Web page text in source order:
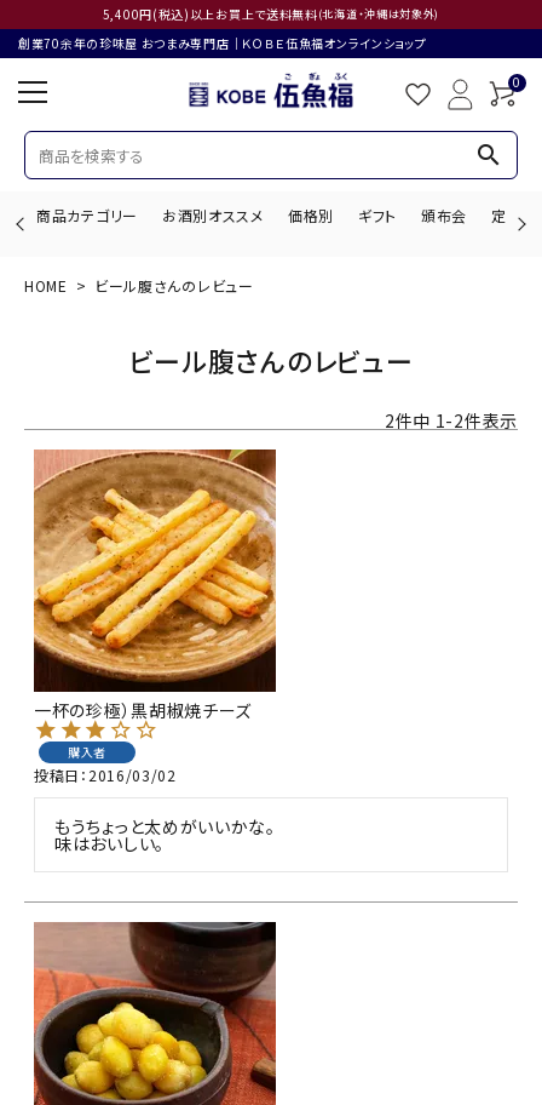
5,400円(税込)以上お買上で送料無料(北海道・沖縄は対象外)
創業70余年の珍味屋 おつまみ専門店│ＫＯＢＥ伍魚福オンラインショップ
0
search
商品カテゴリー お酒別オススメ 価格別 ギフト 頒布会 定期購
ログイン 会員登録
商品カテゴリー
お酒別オススメ
お問い合わせ
直営店
HOME ビール腹さんのレビュー
ビール腹さんのレビュー
2件中 1-2件表示
一杯の珍極）黒胡椒焼チーズ
購入者
投稿日 2016/03/02
もうちょっと太めがいいかな。
味はおいしい。